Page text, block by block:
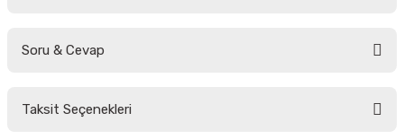
Soru & Cevap
Taksit Seçenekleri